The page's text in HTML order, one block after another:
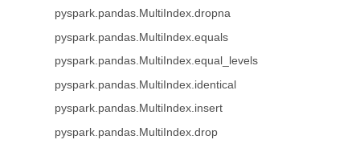
pyspark.pandas.MultiIndex.dropna
pyspark.pandas.MultiIndex.equals
pyspark.pandas.MultiIndex.equal_levels
pyspark.pandas.MultiIndex.identical
pyspark.pandas.MultiIndex.insert
pyspark.pandas.MultiIndex.drop